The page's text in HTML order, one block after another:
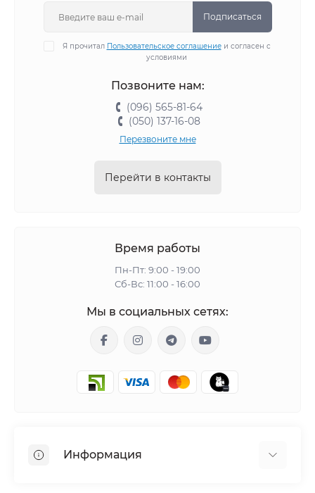
Подписаться
Я прочитал Пользовательское соглашениеи согласен с
условиями
Позвоните нам:
(096) 565-81-64
(050) 137-16-08
Перезвоните мне
Перейти в контакты
Время работы
Пн-Пт: 9:00 - 19:00
Сб-Вс: 11:00 - 16:00
Мы в социальных сетях:
Информация